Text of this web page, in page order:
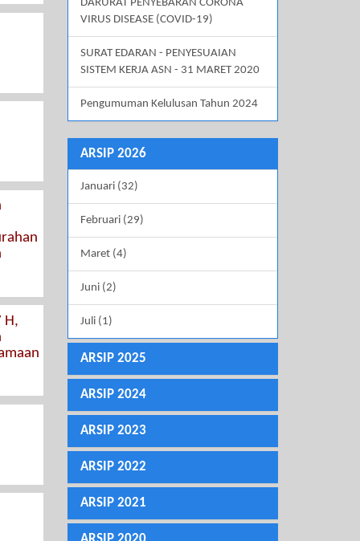
H,
DARURAT PENYEBARAN CORONA
VIRUS DISEASE (COVID-19)
SURAT EDARAN - PENYESUAIAN
SISTEM KERJA ASN - 31 MARET 2020
Pengumuman Kelulusan Tahun 2024
ARSIP 2026
Januari (32)
Februari (29)
Maret (4)
Juni (2)
Juli (1)
ARSIP 2025
ARSIP 2024
ARSIP 2023
ARSIP 2022
ARSIP 2021